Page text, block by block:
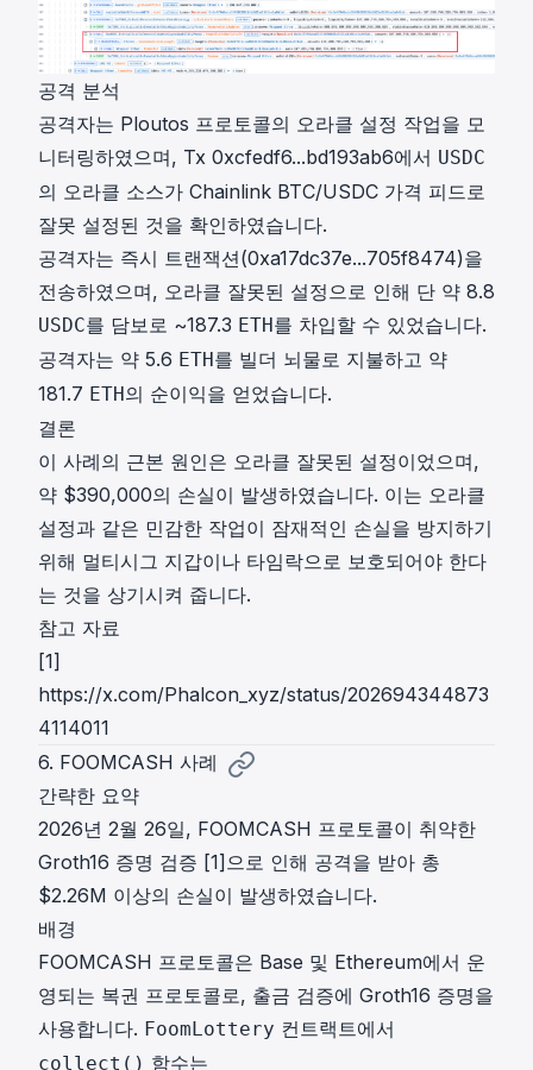
공격 분석
공격자는 Ploutos 프로토콜의 오라클 설정 작업을 모
니터링하였으며, Tx 0xcfedf6...bd193ab6에서 USDC
의 오라클 소스가 Chainlink BTC/USDC 가격 피드로
잘못 설정된 것을 확인하였습니다.
공격자는 즉시 트랜잭션(0xa17dc37e...705f8474)을
전송하였으며, 오라클 잘못된 설정으로 인해 단 약 8.8
USDC를 담보로 ~187.3 ETH 를 차입할 수 있었습니다.
공격자는 약 5.6 ETH 를 빌더 뇌물로 지불하고 약
181.7 ETH 의 순이익을 얻었습니다.
결론
이 사례의 근본 원인은 오라클 잘못된 설정이었으며,
약 $390,000의 손실이 발생하였습니다. 이는 오라클
설정과 같은 민감한 작업이 잠재적인 손실을 방지하기
위해 멀티시그 지갑이나 타임락으로 보호되어야 한다
는 것을 상기시켜 줍니다.
참고 자료
[1]
https://x.com/Phalcon_xyz/status/202694344873
4114011
6. FOOMCASH 사례
간략한 요약
2026년 2월 26일, FOOMCASH 프로토콜이 취약한
Groth16 증명 검증 [1]으로 인해 공격을 받아 총
$2.26M 이상의 손실이 발생하였습니다.
배경
FOOMCASH 프로토콜은 Base 및 Ethereum에서 운
영되는 복권 프로토콜로, 출금 검증에 Groth16 증명을
사용합니다. FoomLottery 컨트랙트에서
collect() 함수는